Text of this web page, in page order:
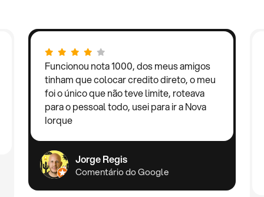
Funcionou nota 1000, dos meus amigos
tinham que colocar credito direto, o meu
foi o único que não teve limite, roteava
para o pessoal todo, usei para ir a Nova
Iorque
Jorge Regis
Comentário do Google